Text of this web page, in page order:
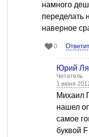
намного
переделать
наверное
0
Юрий
Читатель
1 июня
Михаил
нашел
самое
буквой